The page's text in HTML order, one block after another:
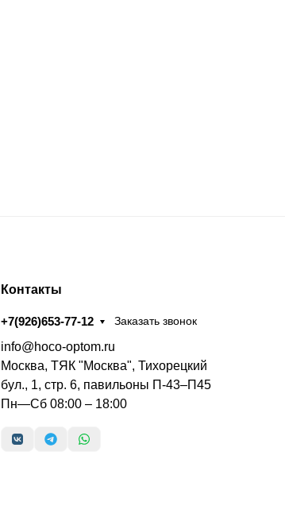
Контакты
+7(926)653-77-12 Заказать звонок
info@hoco-optom.ru
Москва, ТЯК "Москва", Тихорецкий
бул., 1, стр. 6, павильоны П-43–П45
Пн—Сб 08:00 – 18:00